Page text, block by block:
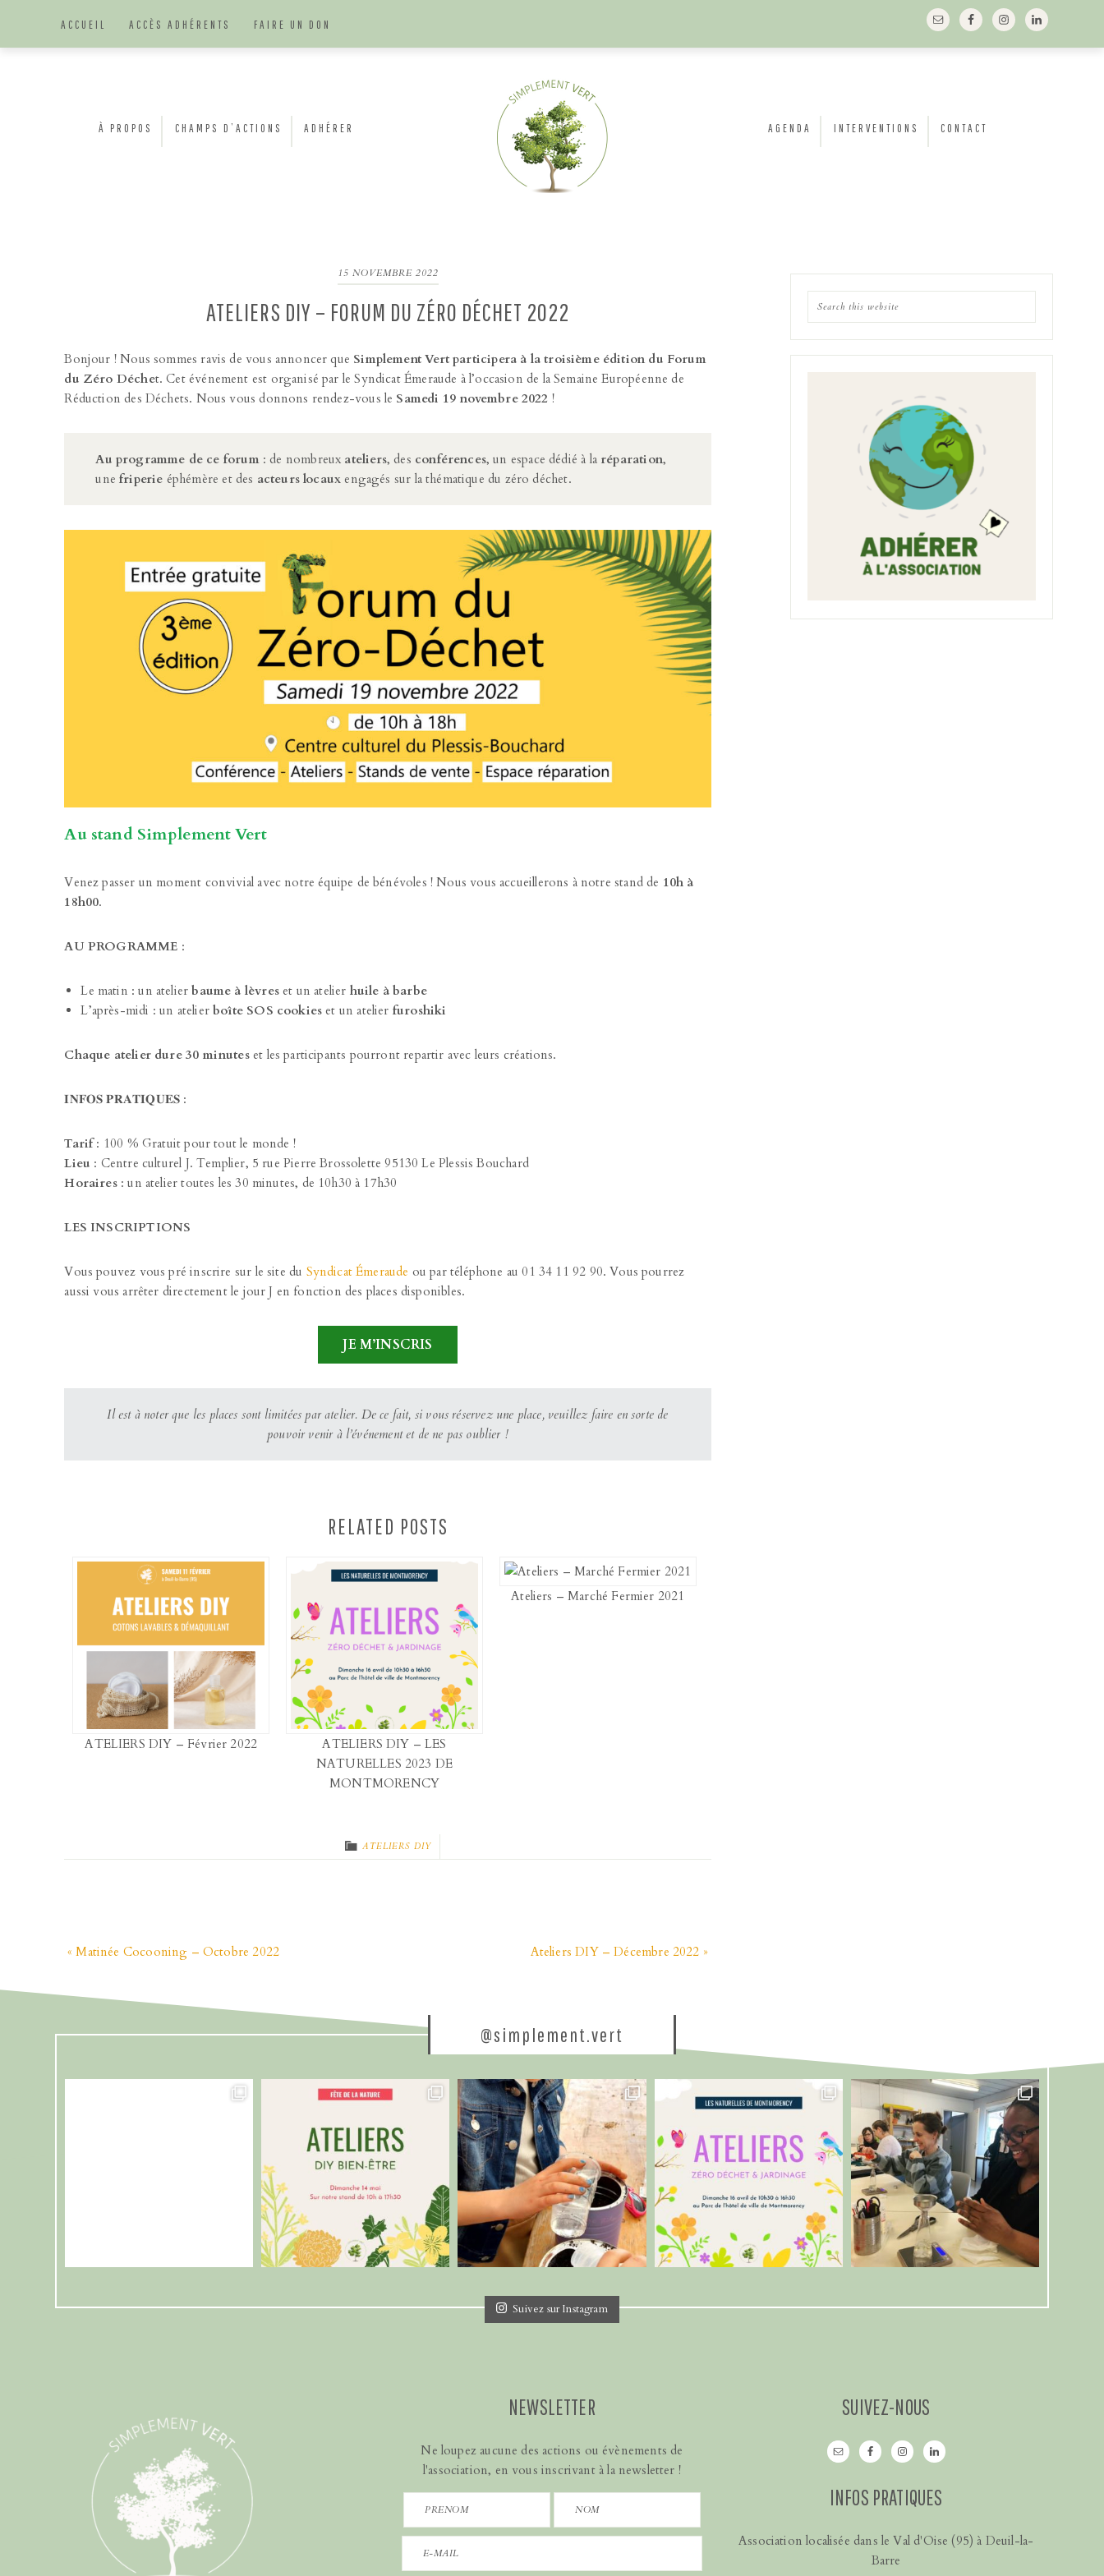
primary
content
primary
footer
ACCUEIL ACCÈS ADHÉRENTS FAIRE UN DON
À PROPOS CHAMPS D’ACTIONS ADHÉRER AGENDA INTERVENTIONS CONTACT
15 NOVEMBRE 2022
ATELIERS DIY – FORUM DU ZÉRO DÉCHET 2022
Bonjour ! Nous sommes ravis de vous annoncer que Simplement Vert participera à la troisième édition du Forum
du Zéro Déchet. Cet événement est organisé par le Syndicat Émeraude à l’occasion de la Semaine Européenne de
Réduction des Déchets. Nous vous donnons rendez-vous le Samedi 19 novembre 2022 !
Au programme de ce forum: de nombreux ateliers, des conférences, un espace dédié à la réparation,
unefriperie éphémère et des acteurs locauxengagés sur la thématique du zéro déchet.
Au stand Simplement Vert
Venez passer un moment convivial avec notre équipe de bénévoles ! Nous vous accueillerons à notre stand de 10h à
18h00.
AU PROGRAMME :
Le matin : un atelier baume à lèvreset un atelier huile à barbe
L’après-midi : un atelierboîte SOS cookieset un atelier furoshiki
Chaque atelier dure 30 minuteset les participants pourront repartir avec leurs créations.
𝐈𝐍𝐅𝐎𝐒 𝐏𝐑𝐀𝐓𝐈𝐐𝐔𝐄𝐒 :
Tarif: 100 % Gratuit pour tout le monde !
Lieu : Centre culturel J. Templier, 5 rue Pierre Brossolette 95130 Le Plessis Bouchard
Horaires: un atelier toutes les 30 minutes, de 10h30 à 17h30
LES INSCRIPTIONS
Vous pouvez vous pré inscrire sur le site du Syndicat Émeraude ou par téléphone au 01 34 11 92 90. Vous pourrez
aussi vous arrêter directement le jour J en fonction des places disponibles.
JE M’INSCRIS
Il est à noter que les places sont limitées par atelier. De ce fait, si vous réservez une place, veuillez faire en sorte de
pouvoir venir à l’événement et de ne pas oublier !
RELATED POSTS
ATELIERS DIY – Février 2022
ATELIERS DIY – LES
NATURELLES 2023 DE
MONTMORENCY
Ateliers – Marché Fermier 2021
ATELIERS DIY
« Matinée Cocooning – Octobre 2022 Ateliers DIY – Décembre 2022 »
@simplement.vert
Suivez sur Instagram
NEWSLETTER
Ne loupez aucune des actions ou évènements de
l'association, en vous inscrivant à la newsletter !
SUIVEZ-NOUS
INFOS PRATIQUES
Association localisée dans le Val d'Oise (95) à Deuil-la-
Barre